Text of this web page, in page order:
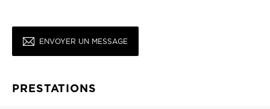
ENVOYER UN MESSAGE
PRESTATIONS